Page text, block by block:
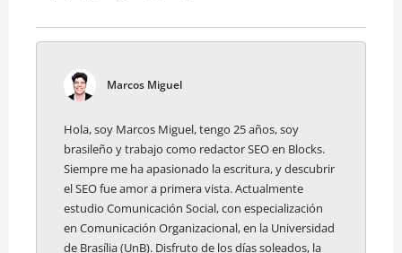
Marcos Miguel
Hola, soy Marcos Miguel, tengo 25 años, soy
brasileño y trabajo como redactor SEO en Blocks.
Siempre me ha apasionado la escritura, y descubrir
el SEO fue amor a primera vista. Actualmente
estudio Comunicación Social, con especialización
en Comunicación Organizacional, en la Universidad
de Brasília (UnB). Disfruto de los días soleados, la